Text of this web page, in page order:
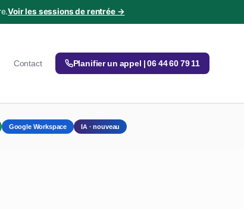
Voir les sessions de rentrée →
Contact Planifier un appel | 06 44 60 79 11
Google Workspace IA · nouveau